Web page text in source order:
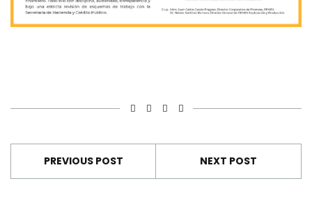
PREVIOUS POST NEXT POST